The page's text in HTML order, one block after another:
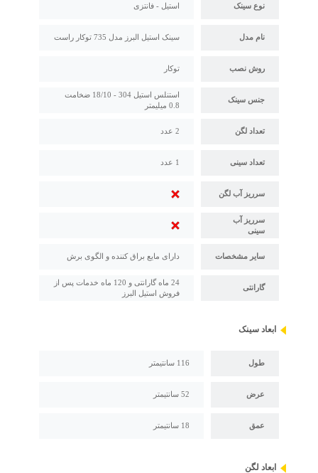
نوع سینک استیل - فانتزی
نام مدل سینک استیل البرز مدل 735 توکار راست
روش نصب توکار
جنس سینک
استنلس استیل 304 - 18/10 ضخامت
0.8 میلیمتر
تعداد لگن 2 عدد
تعداد سینی 1 عدد
سرریز آب لگن
سرریز آب
سینی
سایر مشخصات دارای مایع براق کننده و الگوی برش
گارانتی
24 ماه گارانتی و 120 ماه خدمات پس از
فروش استیل البرز
ابعاد سینک
طول 116 سانتیمتر
عرض 52 سانتیمتر
عمق 18 سانتیمتر
ابعاد لگن